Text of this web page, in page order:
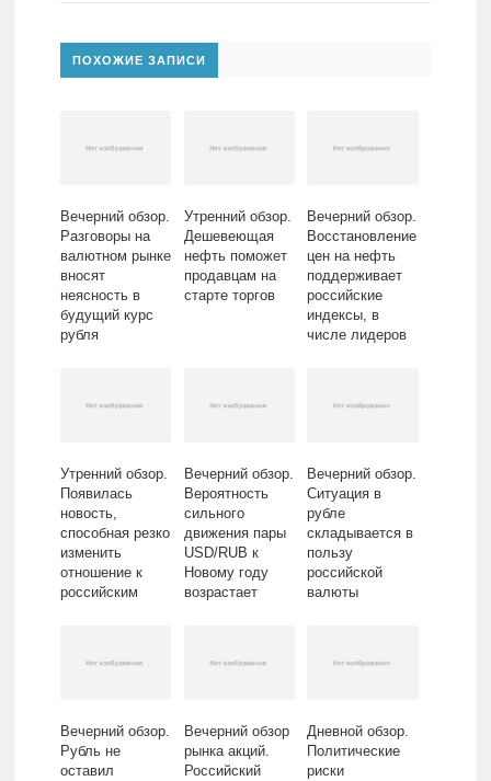
ПОХОЖИЕ ЗАПИСИ
Вечерний обзор.
Разговоры на
валютном рынке
вносят
неясность в
будущий курс
рубля
Утренний обзор.
Дешевеющая
нефть поможет
продавцам на
старте торгов
Вечерний обзор.
Восстановление
цен на нефть
поддерживает
российские
индексы, в
числе лидеров
Утренний обзор.
Появилась
новость,
способная резко
изменить
отношение к
российским
Вечерний обзор.
Вероятность
сильного
движения пары
USD/RUB к
Новому году
возрастает
Вечерний обзор.
Ситуация в
рубле
складывается в
пользу
российской
валюты
Вечерний обзор.
Рубль не
оставил
Вечерний обзор
рынка акций.
Российский
Дневной обзор.
Политические
риски